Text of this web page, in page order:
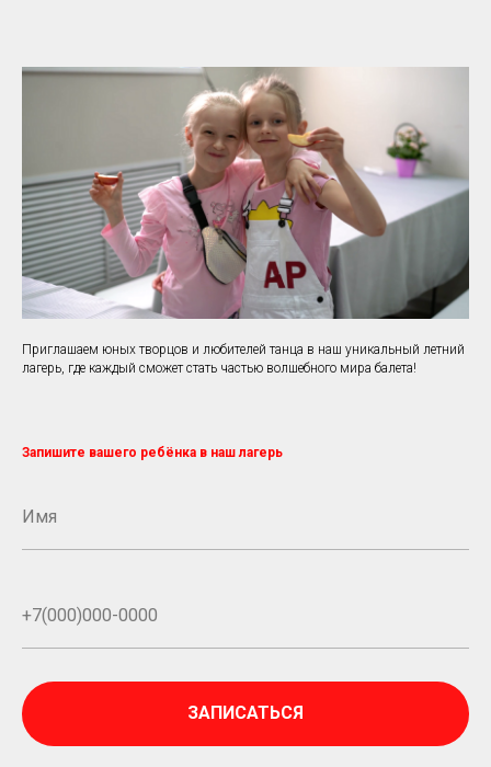
Приглашаем юных творцов и любителей танца в наш уникальный летний
лагерь, где каждый сможет стать частью волшебного мира балета!
Запишите вашего ребёнка в наш лагерь
ЗАПИСАТЬСЯ